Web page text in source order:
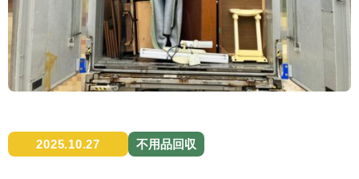
2025.10.27 不用品回収